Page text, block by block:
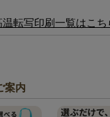
温転写印刷一覧はこち
案内